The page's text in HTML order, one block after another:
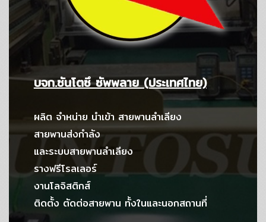
บจก.ซันโตซึ ซัพพลาย (ประเทศไทย)
ผลิต จำหน่าย นำเข้า สายพานลำเลียง
สายพานส่งกำลัง
และระบบสายพานลำเลียง
รางฟรีโรลเลอร์
งานโลจิสติกส์
ติดตั้ง ตัดต่อสายพาน ทั้งในและนอกสถานที่